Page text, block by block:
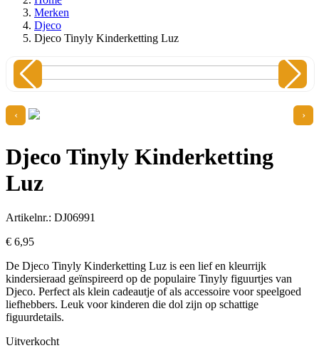
Merken
Djeco
Djeco Tinyly Kinderketting Luz
›
‹
Djeco Tinyly Kinderketting
Luz
Artikelnr.: DJ06991
€ 6,95
De Djeco Tinyly Kinderketting Luz is een lief en kleurrijk
kindersieraad geïnspireerd op de populaire Tinyly figuurtjes van
Djeco. Perfect als klein cadeautje of als accessoire voor speelgoed
liefhebbers. Leuk voor kinderen die dol zijn op schattige
figuurdetails.
Uitverkocht